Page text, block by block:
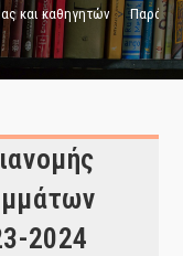
και καθηγητών >
2024